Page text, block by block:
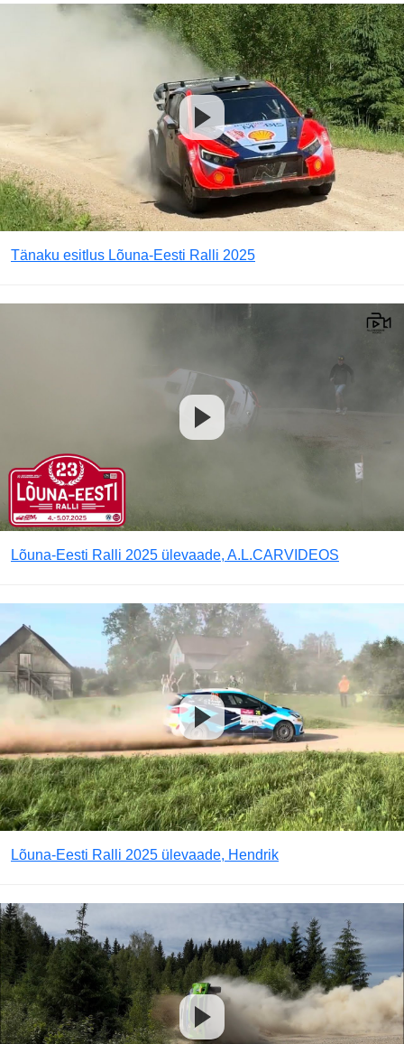
Tänaku esitlus Lõuna-Eesti Ralli 2025
Lõuna-Eesti Ralli 2025 ülevaade, A.L.CARVIDEOS
Lõuna-Eesti Ralli 2025 ülevaade, Hendrik